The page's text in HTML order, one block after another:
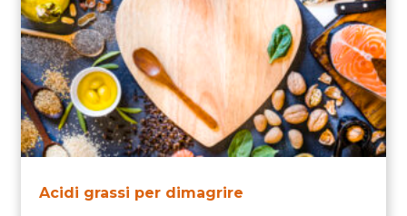
Acidi grassi per dimagrire